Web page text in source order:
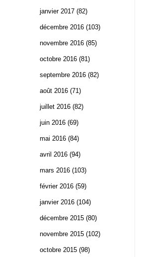
janvier 2017 (82)
décembre 2016 (103)
novembre 2016 (85)
octobre 2016 (81)
septembre 2016 (82)
août 2016 (71)
juillet 2016 (82)
juin 2016 (69)
mai 2016 (84)
avril 2016 (94)
mars 2016 (103)
février 2016 (59)
janvier 2016 (104)
décembre 2015 (80)
novembre 2015 (102)
octobre 2015 (98)